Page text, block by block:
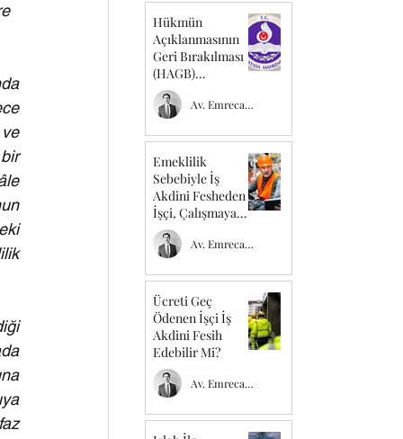
Hükmün
Açıklanmasının
Geri Bırakılması
(HAGB)
Kurumunu
Düzenleyen
Kuralın İptali
Av. Emrecan TEMEL
Emeklilik
Sebebiyle İş
Akdini Fesheden
İşçi, Çalışmaya
Devam Etse Dahi
Kıdem Tazminatı
Hak Eder Mi ?
Av. Emrecan TEMEL
Ücreti Geç
Ödenen İşçi İş
Akdini Fesih
Edebilir Mi?
Av. Emrecan TEMEL